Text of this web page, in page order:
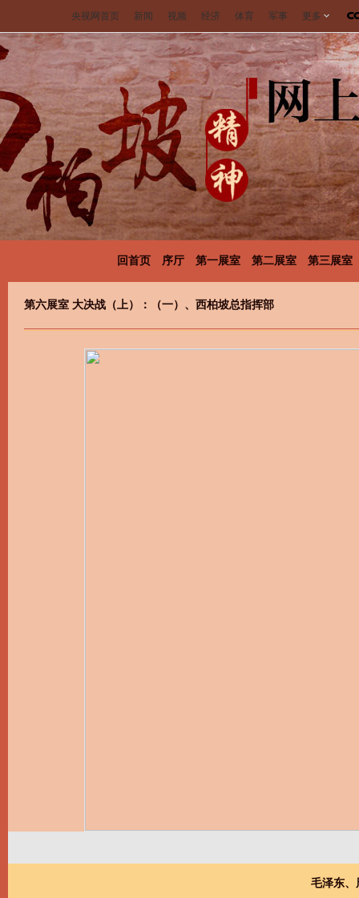
央视网首页 新闻 视频 经济 体育 军事 更多
回首页 序厅 第一展室 第二展室 第三展室
第六展室 大决战（上）：（一）、西柏坡总指挥部
毛泽东、